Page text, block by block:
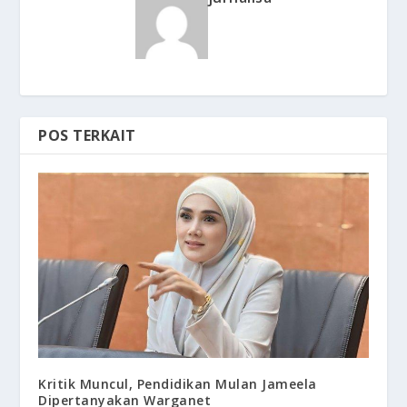
POS TERKAIT
Kritik Muncul, Pendidikan Mulan Jameela
Dipertanyakan Warganet